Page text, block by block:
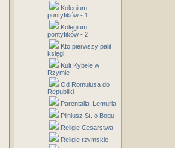
Kolegium
pontyfików - 1
Kolegium
pontyfików - 2
Kto pierwszy palił
księgi
Kult Kybele w
Rzymie
Od Romulusa do
Republiki
Parentalia, Lemuria
Pliniusz St. o Bogu
Religie Cesarstwa
Religie rzymskie